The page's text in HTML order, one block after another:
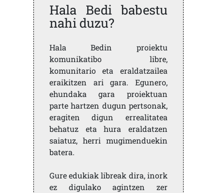
Hala Bedi babestu
nahi duzu?
Hala Bedin proiektu
komunikatibo libre,
komunitario eta eraldatzailea
eraikitzen ari gara. Egunero,
ehundaka gara proiektuan
parte hartzen dugun pertsonak,
eragiten digun errealitatea
behatuz eta hura eraldatzen
saiatuz, herri mugimenduekin
batera.
Gure edukiak libreak dira, inork
ez digulako agintzen zer